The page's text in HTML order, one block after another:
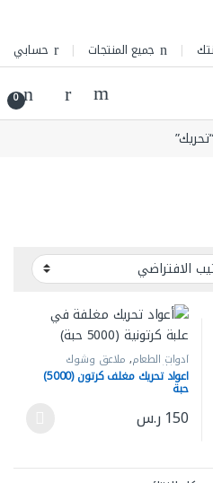
جميع المنتجات حسابي
0
لهذا المنتج. يمكن اختيار
أدوات الطعام, ملاعق وشوك
وسكاكين اعواد تحريك مغلف كرتون (5000)
حبة
150 ر.س
هناك العديد من الأشكال المختلفة